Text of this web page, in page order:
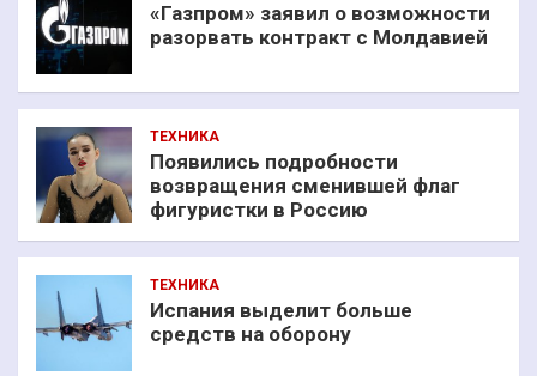
«Газпром» заявил о возможности
разорвать контракт с Молдавией
ТЕХНИКА
Появились подробности
возвращения сменившей флаг
фигуристки в Россию
ТЕХНИКА
Испания выделит больше
средств на оборону